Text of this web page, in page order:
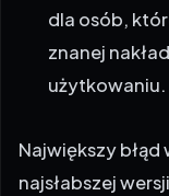
dla osób,
znanej
użytkowaniu.
Największy
najsłabszej